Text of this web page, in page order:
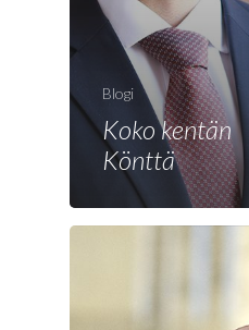
Blogi
Koko kentän
Könttä